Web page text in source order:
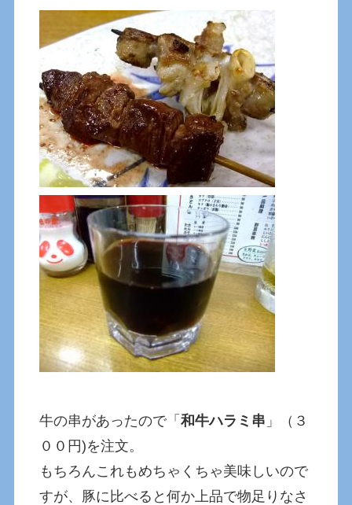
牛の串があったので「和牛ハラミ串 」（３
００円)を注文。
もちろんこれもめちゃくちゃ美味しいので
すが、豚に比べると何か上品で物足りなさ